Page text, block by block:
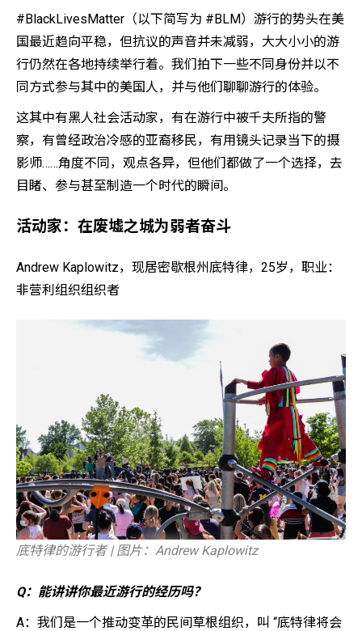
#BlackLivesMatter（以下简写为 #BLM）游行的势头在美
国最近趋向平稳，但抗议的声音并未减弱，大大小小的游
行仍然在各地持续举行着。我们拍下一些不同身份并以不
同方式参与其中的美国人，并与他们聊聊游行的体验。
这其中有黑人社会活动家，有在游行中被千夫所指的警
察，有曾经政治冷感的亚裔移民，有用镜头记录当下的摄
影师……角度不同，观点各异，但他们都做了一个选择，去
目睹、参与甚至制造一个时代的瞬间。
活动家：在废墟之城为弱者奋斗
Andrew Kaplowitz，现居密歇根州底特律，25岁，职业：
非营利组织组织者
底特律的游行者 | 图片：Andrew Kaplowitz
Q：能讲讲你最近游行的经历吗？
A：我们是一个推动变革的民间草根组织，叫 “底特律将会